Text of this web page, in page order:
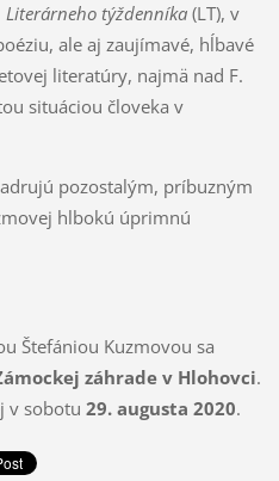
Literárneho týždenníka (LT), v
ale aj zaujímavé, hĺbavé
literatúry, najmä nad F.
situáciou človeka v
pozostalým, príbuzným
hlbokú úprimnú
Štefániou Kuzmovou sa
záhrade v Hlohovci.
v sobotu 29. augusta 2020.